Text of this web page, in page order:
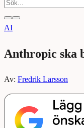
AI
Anthropic ska
Av: Fredrik Larsson